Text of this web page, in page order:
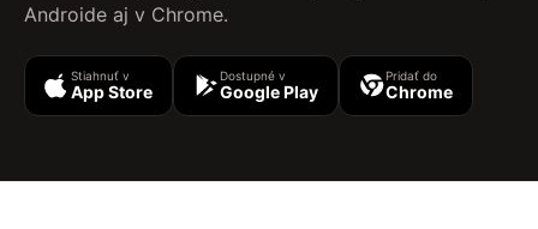
Androide aj v Chrome.
Stiahnuť v
App Store
Dostupné v
Google Play
Pridať do
Chrome